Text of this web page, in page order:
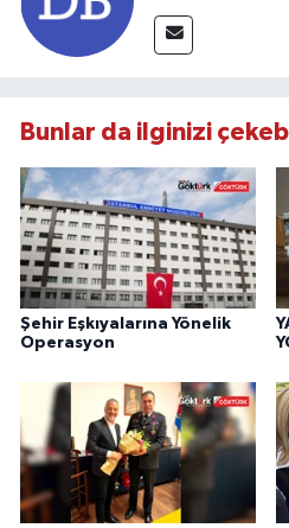
Bunlar da ilginizi
Şehir Eşkıyalarına Yönelik
Operasyon